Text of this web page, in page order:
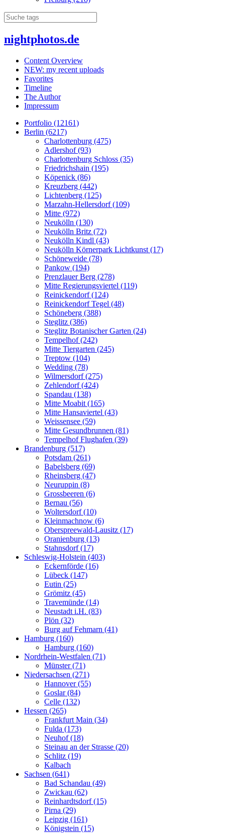
nightphotos.de
Content Overview
NEW: my recent uploads
Favorites
Timeline
The Author
Impressum
Portfolio (12161)
Berlin (6217)
Charlottenburg (475)
Adlershof (93)
Charlottenburg Schloss (35)
Friedrichshain (195)
Köpenick (86)
Kreuzberg (442)
Lichtenberg (125)
Marzahn-Hellersdorf (109)
Mitte (972)
Neukölln (130)
Neukölln Britz (72)
Neukölln Kindl (43)
Neukölln Körnerpark Lichtkunst (17)
Schöneweide (78)
Pankow (194)
Prenzlauer Berg (278)
Mitte Regierungsviertel (119)
Reinickendorf (124)
Reinickendorf Tegel (48)
Schöneberg (388)
Steglitz (386)
Steglitz Botanischer Garten (24)
Tempelhof (242)
Mitte Tiergarten (245)
Treptow (104)
Wedding (78)
Wilmersdorf (275)
Zehlendorf (424)
Spandau (138)
Mitte Moabit (165)
Mitte Hansaviertel (43)
Weissensee (59)
Mitte Gesundbrunnen (81)
Tempelhof Flughafen (39)
Brandenburg (517)
Potsdam (261)
Babelsberg (69)
Rheinsberg (47)
Neuruppin (8)
Grossbeeren (6)
Bernau (56)
Woltersdorf (10)
Kleinmachnow (6)
Oberspreewald-Lausitz (17)
Oranienburg (13)
Stahnsdorf (17)
Schleswig-Holstein (403)
Eckernförde (16)
Lübeck (147)
Eutin (25)
Grömitz (45)
Travemünde (14)
Neustadt i.H. (83)
Plön (32)
Burg auf Fehmarn (41)
Hamburg (160)
Hamburg (160)
Nordrhein-Westfalen (71)
Münster (71)
Niedersachsen (271)
Hannover (55)
Goslar (84)
Celle (132)
Hessen (265)
Frankfurt Main (34)
Fulda (173)
Neuhof (18)
Steinau an der Strasse (20)
Schlitz (19)
Kalbach
Sachsen (641)
Bad Schandau (49)
Zwickau (62)
Reinhardtsdorf (15)
Pirna (29)
Leipzig (161)
Königstein (15)